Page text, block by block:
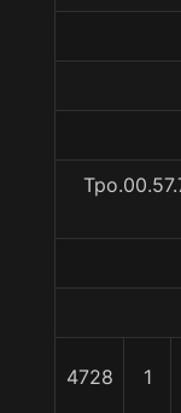
4728 1